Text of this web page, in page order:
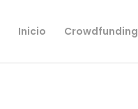
Inicio Crowdfunding